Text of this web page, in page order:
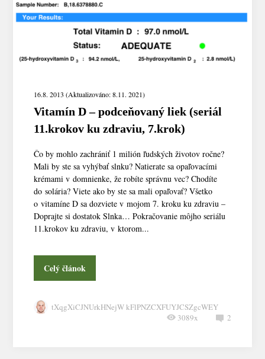
16.8. 2013 (Aktualizováno: 8.11. 2021)
Vitamín D – podceňovaný liek (seriál
11.krokov ku zdraviu, 7.krok)
Čo by mohlo zachrániť 1 milión ľudských životov ročne?
Mali by ste sa vyhýbať slnku? Natierate sa opaľovacími
krémami v domnienke, že robíte správnu vec? Chodíte
do solária? Viete ako by ste sa mali opaľovať? Všetko
o vitamíne D sa dozviete v mojom 7. kroku ku zdraviu –
Doprajte si dostatok Slnka… Pokračovanie môjho seriálu
11.krokov ku zdraviu, v ktorom...
Celý článok
tXqgXiCJNUrkHNejW kFlPNZCXFUYJCSZgcWEY
2
3089x